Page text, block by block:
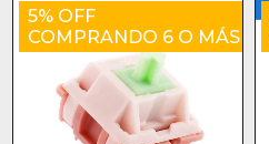
5% OFF
COMPRANDO 6 O MÁS